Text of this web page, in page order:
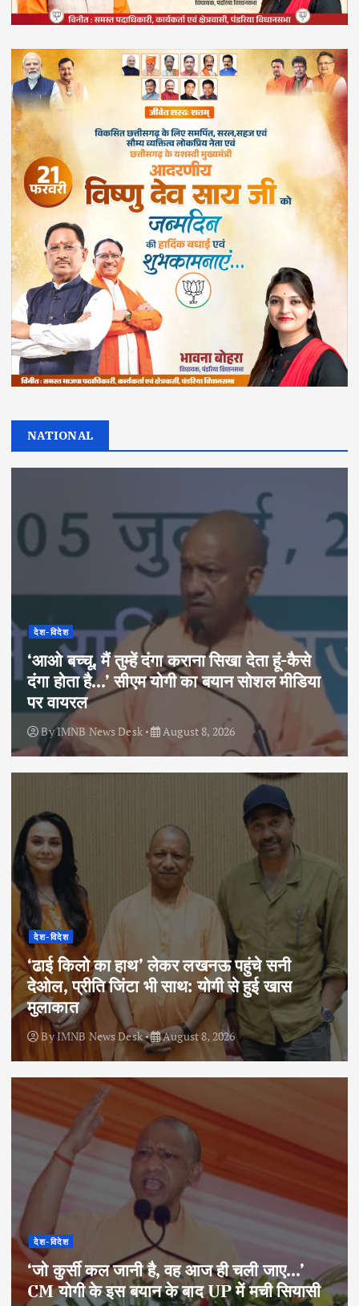
NATIONAL
देश-विदेश
‘आओ बच्चू, मैं तुम्हें दंगा कराना सिखा देता हूं-कैसे
दंगा होता है…’ सीएम योगी का बयान सोशल मीडिया
पर वायरल
ByIMNB News Desk August 8, 2026
देश-विदेश
‘ढाई किलो का हाथ’ लेकर लखनऊ पहुंचे सनी
देओल, प्रीति जिंटा भी साथ: योगी से हुई खास
मुलाकात
ByIMNB News Desk August 8, 2026
देश-विदेश
‘जो कुर्सी कल जानी है, वह आज ही चली जाए…’
CM योगी के इस बयान के बाद UP में मची सियासी